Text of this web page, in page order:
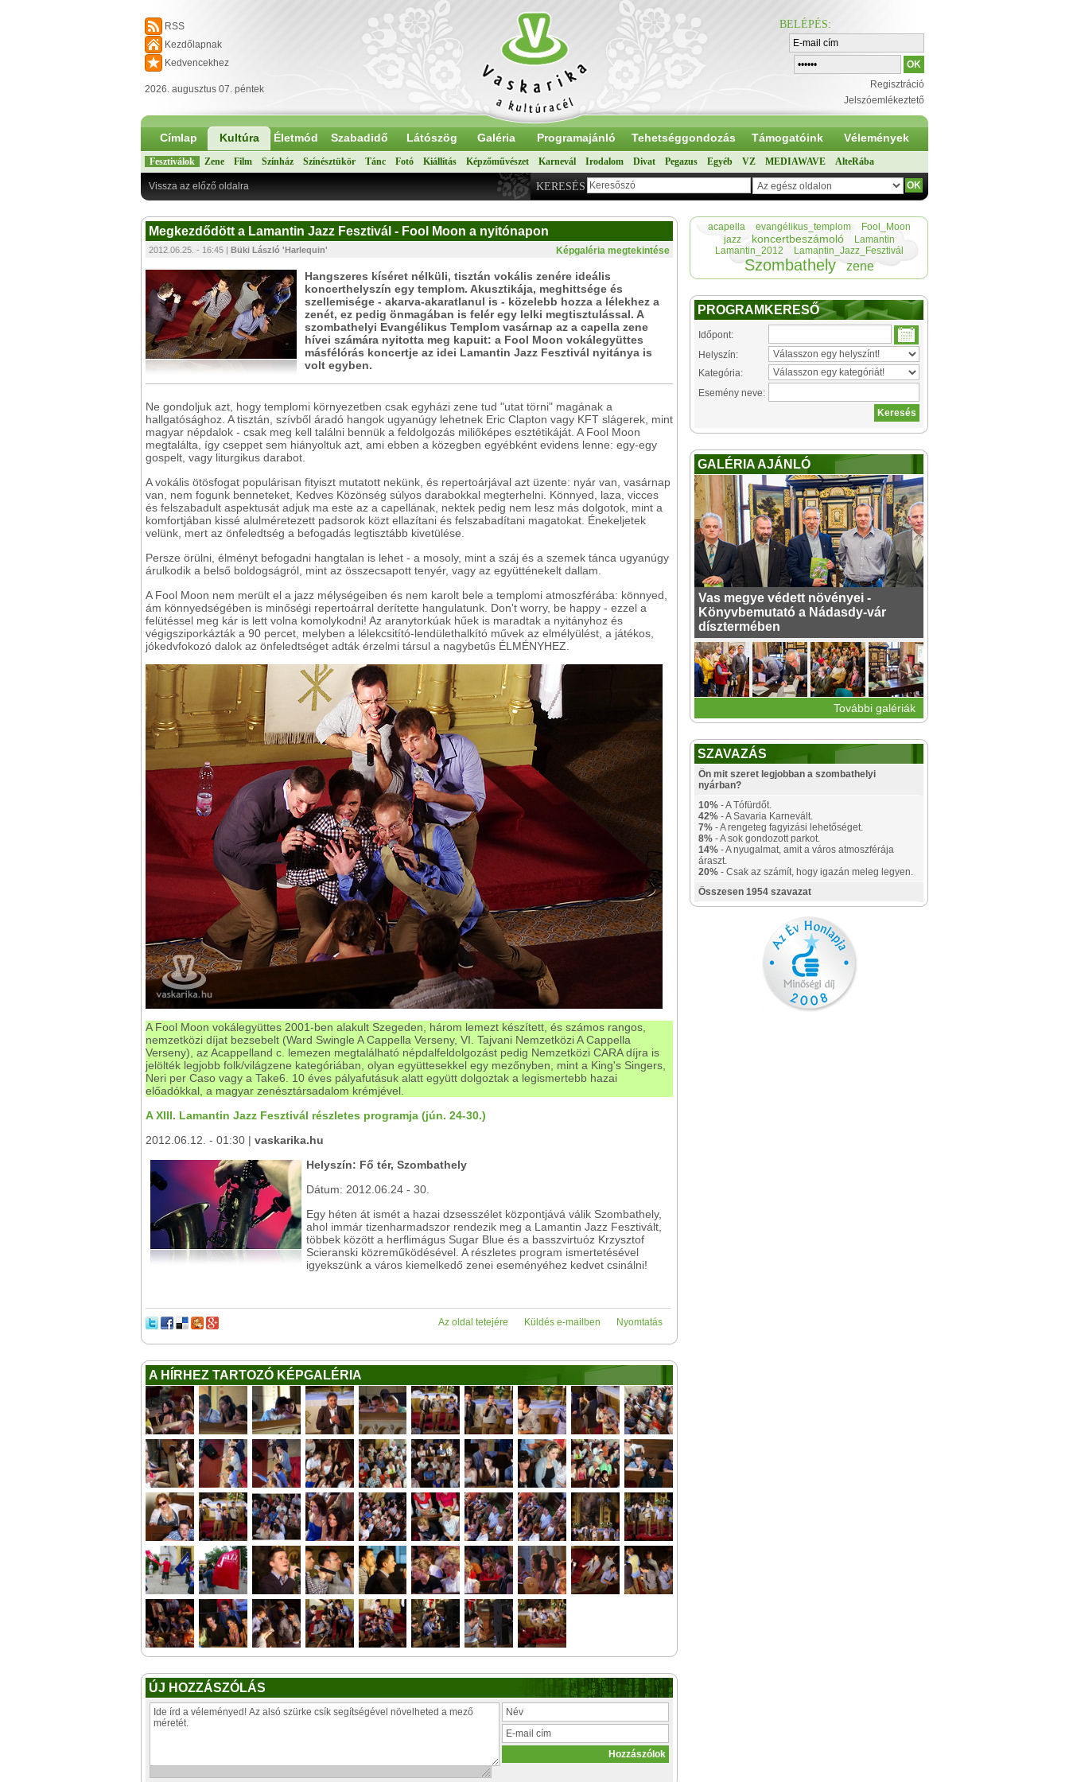
RSS
Kezdőlapnak
Kedvencekhez
2026. augusztus 07. péntek
BELÉPÉS:
Regisztráció
Jelszóemlékeztető
Címlap Kultúra Életmód Szabadidő Látószög Galéria Programajánló Tehetséggondozás Támogatóink Vélemények
Fesztiválok Zene Film Színház Színésztükör Tánc Fotó Kiállítás Képzőművészet Karnevál Irodalom Divat Pegazus Egyéb VZ MEDIAWAVE AlteRába
KERESÉS
Vissza az előző oldalra
Megkezdődött a Lamantin Jazz Fesztivál - Fool Moon a nyitónapon
Képgaléria megtekintése
2012.06.25. - 16:45 | Büki László 'Harlequin'
Hangszeres kíséret nélküli, tisztán vokális zenére ideális
koncerthelyszín egy templom. Akusztikája, meghittsége és
szellemisége - akarva-akaratlanul is - közelebb hozza a lélekhez a
zenét, ez pedig önmagában is felér egy lelki megtisztulással. A
szombathelyi Evangélikus Templom vasárnap az a capella zene
hívei számára nyitotta meg kapuit: a Fool Moon vokálegyüttes
másfélórás koncertje az idei Lamantin Jazz Fesztivál nyitánya is
volt egyben.
Ne gondoljuk azt, hogy templomi környezetben csak egyházi zene tud "utat törni" magának a
hallgatósághoz. A tisztán, szívből áradó hangok ugyanúgy lehetnek Eric Clapton vagy KFT slágerek, mint
magyar népdalok - csak meg kell találni bennük a feldolgozás miliőképes esztétikáját. A Fool Moon
megtalálta, így cseppet sem hiányoltuk azt, ami ebben a közegben egyébként evidens lenne: egy-egy
gospelt, vagy liturgikus darabot.
A vokális ötösfogat populárisan fityiszt mutatott nekünk, és repertoárjával azt üzente: nyár van, vasárnap
van, nem fogunk benneteket, Kedves Közönség súlyos darabokkal megterhelni. Könnyed, laza, vicces
és felszabadult aspektusát adjuk ma este az a capellának, nektek pedig nem lesz más dolgotok, mint a
komfortjában kissé alulméretezett padsorok közt ellazítani és felszabadítani magatokat. Énekeljetek
velünk, mert az önfeledtség a befogadás legtisztább kivetülése.
Persze örülni, élményt befogadni hangtalan is lehet - a mosoly, mint a száj és a szemek tánca ugyanúgy
árulkodik a belső boldogságról, mint az összecsapott tenyér, vagy az együtténekelt dallam.
A Fool Moon nem merült el a jazz mélységeiben és nem karolt bele a templomi atmoszférába: könnyed,
ám könnyedségében is minőségi repertoárral derítette hangulatunk. Don't worry, be happy - ezzel a
felütéssel meg kár is lett volna komolykodni! Az aranytorkúak hűek is maradtak a nyitányhoz és
végigsziporkázták a 90 percet, melyben a lélekcsitító-lendülethalkító művek az elmélyülést, a játékos,
jókedvfokozó dalok az önfeledtséget adták érzelmi társul a nagybetűs ÉLMÉNYHEZ.
A Fool Moon vokálegyüttes 2001-ben alakult Szegeden, három lemezt készített, és számos rangos,
nemzetközi díjat bezsebelt (Ward Swingle A Cappella Verseny, VI. Tajvani Nemzetközi A Cappella
Verseny), az Acappelland c. lemezen megtalálható népdalfeldolgozást pedig Nemzetközi CARA díjra is
jelölték legjobb folk/világzene kategóriában, olyan együttesekkel egy mezőnyben, mint a King's Singers,
Neri per Caso vagy a Take6. 10 éves pályafutásuk alatt együtt dolgoztak a legismertebb hazai
előadókkal, a magyar zenésztársadalom krémjével.
A XIII. Lamantin Jazz Fesztivál részletes programja (jún. 24-30.)
2012.06.12. - 01:30 | vaskarika.hu
Helyszín: Fő tér, Szombathely
Dátum: 2012.06.24 - 30.
Egy héten át ismét a hazai dzsesszélet központjává válik Szombathely,
ahol immár tizenharmadszor rendezik meg a Lamantin Jazz Fesztivált,
többek között a herflimágus Sugar Blue és a basszvirtuóz Krzysztof
Scieranski közreműködésével. A részletes program ismertetésével
igyekszünk a város kiemelkedő zenei eseményéhez kedvet csinálni!
Nyomtatás
Küldés e-mailben
Az oldal tetejére
A HÍRHEZ TARTOZÓ KÉPGALÉRIA
ÚJ HOZZÁSZÓLÁS
acapella evangélikus_templom
Fool_Moon
jazz
koncertbeszámoló
Lamantin
Lamantin_2012
Lamantin_Jazz_Fesztivál
Szombathely zene
PROGRAMKERESŐ
Időpont:
Helyszín:
Kategória:
Esemény neve:
GALÉRIA AJÁNLÓ
Vas megye védett növényei -
Könyvbemutató a Nádasdy-vár
dísztermében
További galériák
SZAVAZÁS
Ön mit szeret legjobban a szombathelyi
nyárban?
10% - A Tófürdőt.
42% - A Savaria Karnevált.
7% - A rengeteg fagyizási lehetőséget.
8% - A sok gondozott parkot.
14% - A nyugalmat, amit a város atmoszférája
áraszt.
20% - Csak az számít, hogy igazán meleg legyen.
Összesen 1954 szavazat